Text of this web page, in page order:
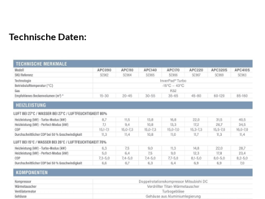
Technische Daten: